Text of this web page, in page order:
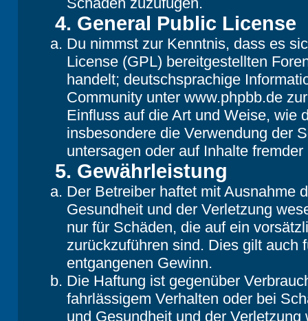
4. General Public License
Du nimmst zur Kenntnis, dass es
License (GPL) bereitgestellten
handelt; deutschsprachige
Community unter www.phpbb.de
Einfluss auf die Art und Weise, wie
insbesondere die Verwendung der
untersagen oder auf Inhalte
5. Gewährleistung
Der Betreiber haftet mit Ausnahme
Gesundheit und der Verletzung
nur für Schäden, die auf ein
zurückzuführen sind. Dies gilt auch
entgangenen Gewinn.
Die Haftung ist gegenüber
fahrlässigem Verhalten oder bei
und Gesundheit und der